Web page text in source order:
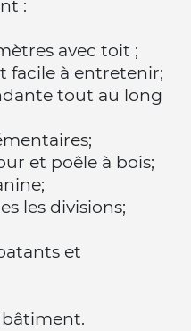
:
avec toit ;
facile à entretenir;
tout au long
et poêle à bois;
les divisions;
et